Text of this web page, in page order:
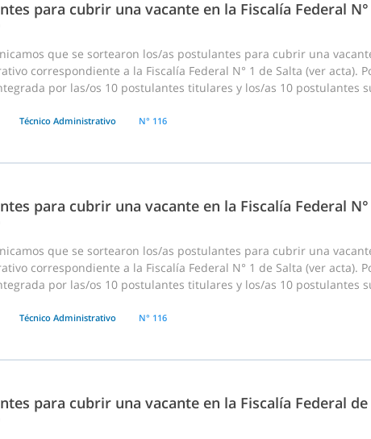
para cubrir una vacante en la Fiscalía Federal N°
que se sortearon los/as postulantes para cubrir una
correspondiente a la Fiscalía Federal N° 1 de Salta (ver acta).
por las/os 10 postulantes titulares y los/as 10 postulantes
Técnico Administrativo N° 116
para cubrir una vacante en la Fiscalía Federal N°
que se sortearon los/as postulantes para cubrir una
correspondiente a la Fiscalía Federal N° 1 de Salta (ver acta).
por las/os 10 postulantes titulares y los/as 10 postulantes
Técnico Administrativo N° 116
para cubrir una vacante en la Fiscalía Federal